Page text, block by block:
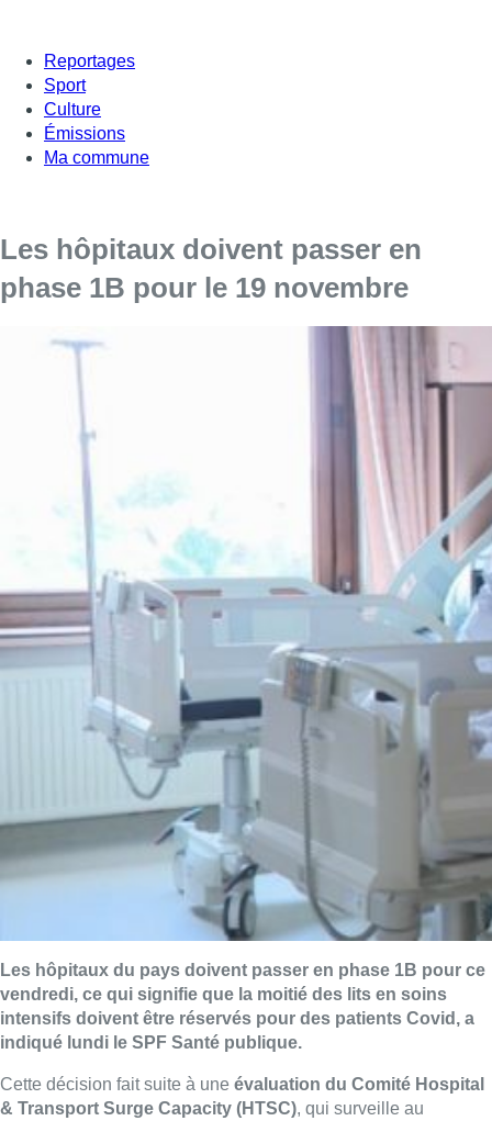
Reportages
Sport
Culture
Émissions
Ma commune
Les hôpitaux doivent passer en
phase 1B pour le 19 novembre
Les hôpitaux du pays doivent passer en phase 1B pour ce
vendredi, ce qui signifie que la moitié des lits en soins
intensifs doivent être réservés pour des patients Covid, a
indiqué lundi le SPF Santé publique.
Cette décision fait suite à une évaluation du Comité Hospital
& Transport Surge Capacity (HTSC), qui surveille au